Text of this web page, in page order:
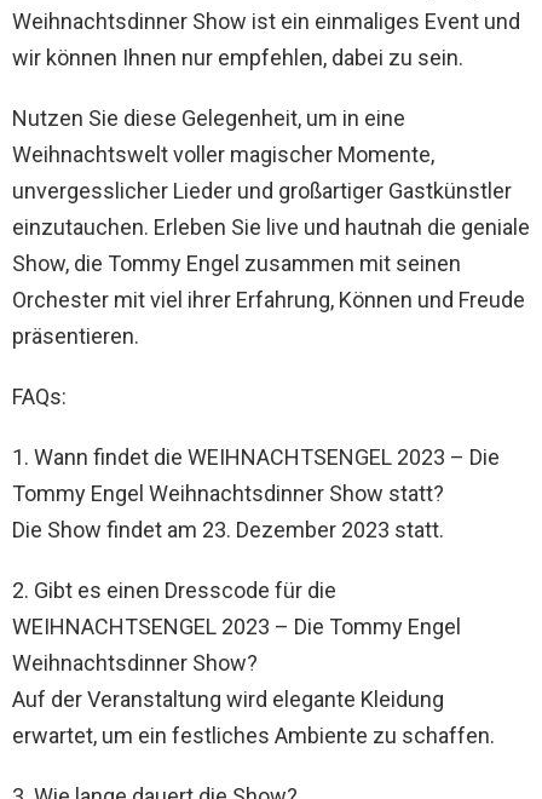
Weihnachtsdinner Show ist ein einmaliges Event und
wir können Ihnen nur empfehlen, dabei zu sein.
Nutzen Sie diese Gelegenheit, um in eine
Weihnachtswelt voller magischer Momente,
unvergesslicher Lieder und großartiger Gastkünstler
einzutauchen. Erleben Sie live und hautnah die geniale
Show, die Tommy Engel zusammen mit seinen
Orchester mit viel ihrer Erfahrung, Können und Freude
präsentieren.
FAQs:
1. Wann findet die WEIHNACHTSENGEL 2023 – Die
Tommy Engel Weihnachtsdinner Show statt?
Die Show findet am 23. Dezember 2023 statt.
2. Gibt es einen Dresscode für die
WEIHNACHTSENGEL 2023 – Die Tommy Engel
Weihnachtsdinner Show?
Auf der Veranstaltung wird elegante Kleidung
erwartet, um ein festliches Ambiente zu schaffen.